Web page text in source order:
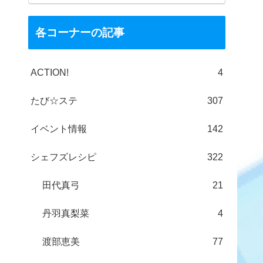
各コーナーの記事
ACTION! 4
たび☆ステ 307
イベント情報 142
シェフズレシピ 322
田代真弓 21
丹羽真梨菜 4
渡部恵美 77